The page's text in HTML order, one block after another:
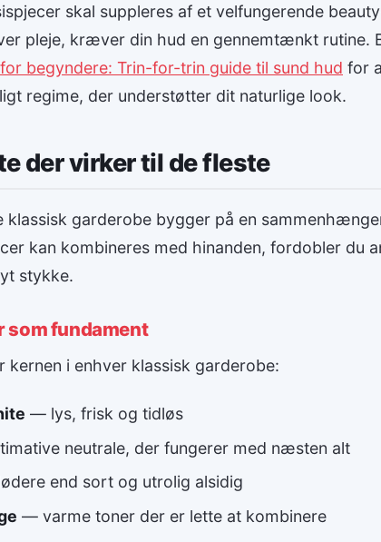
skal suppleres af et velfungerende
pleje, kræver din hud en gennemtænkt rutine.
begyndere: Trin-for-trin guide til sund hud for
regime, der understøtter dit naturlige look.
der virker til de fleste
klassisk garderobe bygger på en
kan kombineres med hinanden, fordobler du
stykke.
som fundament
kernen i enhver klassisk garderobe:
— lys, frisk og tidløs
neutrale, der fungerer med næsten alt
end sort og utrolig alsidig
— varme toner der er lette at kombinere